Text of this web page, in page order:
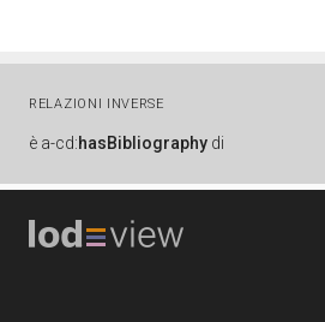
RELAZIONI INVERSE
è a-cd:hasBibliography di